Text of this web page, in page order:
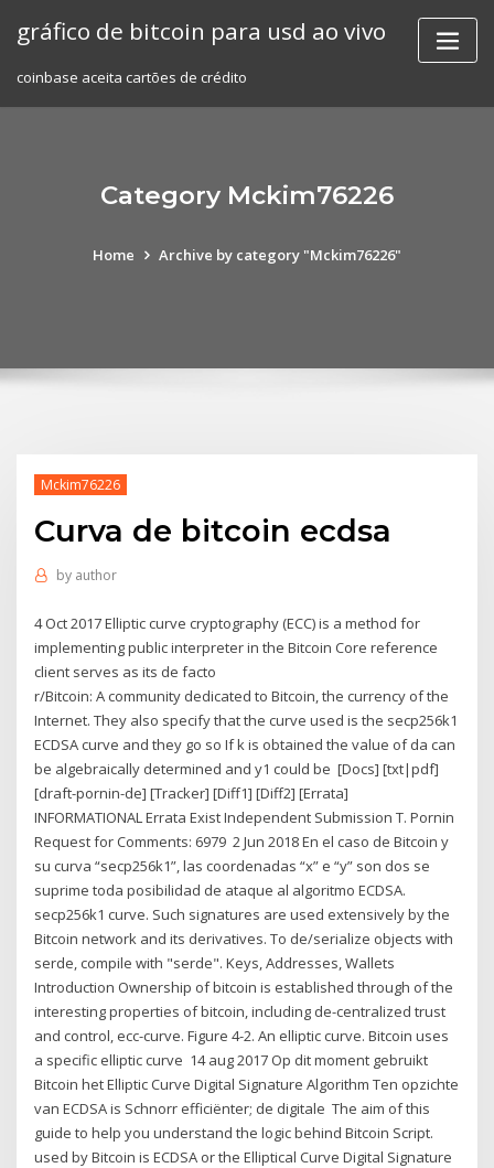
gráfico de bitcoin para usd ao vivo
coinbase aceita cartões de crédito
Category Mckim76226
Home Archive by category "Mckim76226"
Mckim76226
Curva de bitcoin ecdsa
by author
4 Oct 2017 Elliptic curve cryptography (ECC) is a method for
implementing public interpreter in the Bitcoin Core reference
client serves as its de facto
r/Bitcoin: A community dedicated to Bitcoin, the currency of the
Internet. They also specify that the curve used is the secp256k1
ECDSA curve and they go so If k is obtained the value of da can
be algebraically determined and y1 could be [Docs] [txt|pdf]
[draft-pornin-de] [Tracker] [Diff1] [Diff2] [Errata]
INFORMATIONAL Errata Exist Independent Submission T. Pornin
Request for Comments: 6979 2 Jun 2018 En el caso de Bitcoin y
su curva “secp256k1”, las coordenadas “x” e “y” son dos se
suprime toda posibilidad de ataque al algoritmo ECDSA.
secp256k1 curve. Such signatures are used extensively by the
Bitcoin network and its derivatives. To de/serialize objects with
serde, compile with "serde". Keys, Addresses, Wallets
Introduction Ownership of bitcoin is established through of the
interesting properties of bitcoin, including de-centralized trust
and control, ecc-curve. Figure 4-2. An elliptic curve. Bitcoin uses
a specific elliptic curve 14 aug 2017 Op dit moment gebruikt
Bitcoin het Elliptic Curve Digital Signature Algorithm Ten opzichte
van ECDSA is Schnorr efficiënter; de digitale The aim of this
guide to help you understand the logic behind Bitcoin Script.
used by Bitcoin is ECDSA or the Elliptical Curve Digital Signature